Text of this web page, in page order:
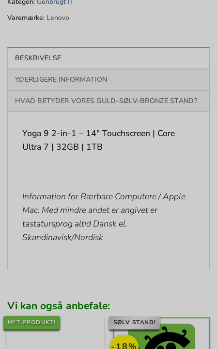
Varemærke: Lenovo
BESKRIVELSE
YDERLIGERE INFORMATION
HVAD BETYDER VORES GULD-SØLV-BRONZE STAND?
Yoga 9 2-in-1 – 14″ Touchscreen | Core
Ultra 7 | 32GB | 1TB
Information for Bærbare Computere / Apple
Mac: Med mindre andet er angivet er
tastatursprog altid Dansk el.
Skandinavisk/Nordisk
Vi kan også anbefale:
NYT PRODUKT!
-18%
SØLV STAND!